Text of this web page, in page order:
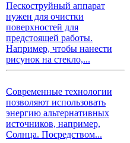
Пескоструйный аппарат
нужен для очистки
поверхностей для
предстоящей работы.
Например, чтобы нанести
рисунок на стекло,...
Современные технологии
позволяют использовать
энергию альтернативных
источников, например,
Солнца. Посредством...